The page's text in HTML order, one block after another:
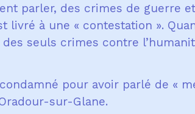
parler, des crimes de guerre
livré à une « contestation ».
seuls crimes contre
pour avoir parlé de «
sur-Glane.